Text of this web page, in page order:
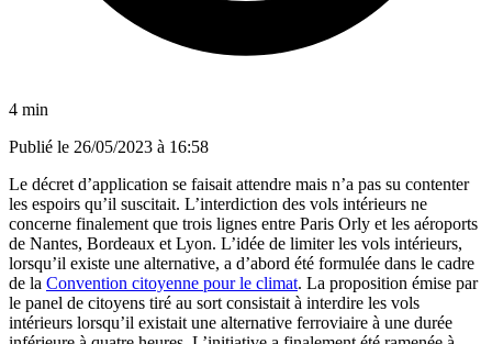
4 min
Publié le 26/05/2023 à 16:58
Le décret d’application se faisait attendre mais n’a pas su contenter
les espoirs qu’il suscitait. L’interdiction des vols intérieurs ne
concerne finalement que trois lignes entre Paris Orly et les aéroports
de Nantes, Bordeaux et Lyon. L’idée de limiter les vols intérieurs,
lorsqu’il existe une alternative, a d’abord été formulée dans le cadre
de la Convention citoyenne pour le climat. La proposition émise par
le panel de citoyens tiré au sort consistait à interdire les vols
intérieurs lorsqu’il existait une alternative ferroviaire à une durée